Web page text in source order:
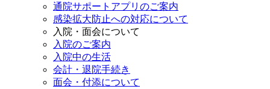
通院サポートアプリのご案内
感染拡大防止への対応について
入院・面会について
入院のご案内
入院中の生活
会計・退院手続き
面会・付添について